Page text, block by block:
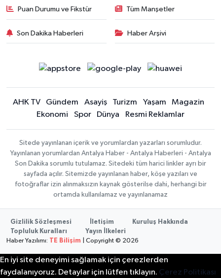
Puan Durumu ve Fikstür Tüm Manşetler
Son Dakika Haberleri Haber Arşivi
AHK TV Gündem Asayiş Turizm Yaşam
Magazin
Ekonomi
Spor Dünya Resmi Reklamlar
Sitede yayınlanan içerik ve yorumlardan yazarları sorumludur.
Yayınlanan yorumlardan Antalya Haber - Antalya Haberleri - Antalya
Son Dakika sorumlu tutulamaz. Sitedeki tüm harici linkler ayrı bir
sayfada açılır. Sitemizde yayınlanan haber, köşe yazıları ve
fotoğraflar izin alınmaksızın kaynak gösterilse dahi, herhangi bir
ortamda kullanılamaz ve yayınlanamaz
Gizlilik Sözleşmesi İletişim
Kuruluş Hakkında
Topluluk Kuralları
Yayın İlkeleri
Haber Yazılımı:
TE Bilişim | Copyright © 2026
En iyi site deneyimi sağlamak için çerezlerden
faydalanıyoruz. Detaylar için lütfen tıklayın. Çerez Politikası